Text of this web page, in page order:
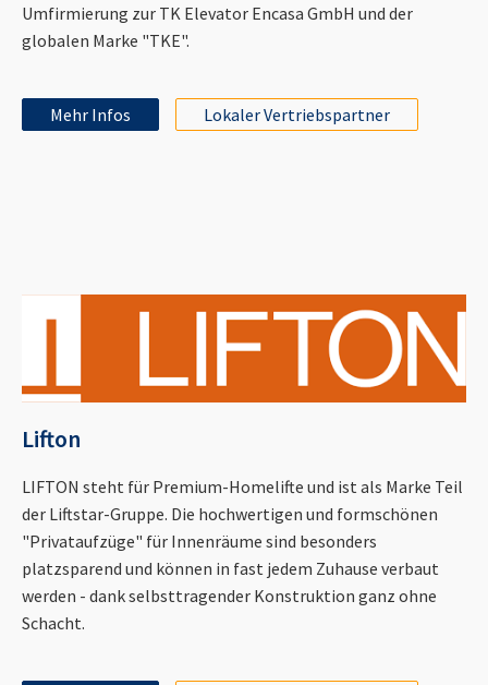
Umfirmierung zur TK Elevator Encasa GmbH und der
globalen Marke "TKE".
Mehr Infos Lokaler Vertriebspartner
Lifton
LIFTON steht für Premium-Homelifte und ist als Marke Teil
der Liftstar-Gruppe. Die hochwertigen und formschönen
"Privataufzüge" für Innenräume sind besonders
platzsparend und können in fast jedem Zuhause verbaut
werden - dank selbsttragender Konstruktion ganz ohne
Schacht.